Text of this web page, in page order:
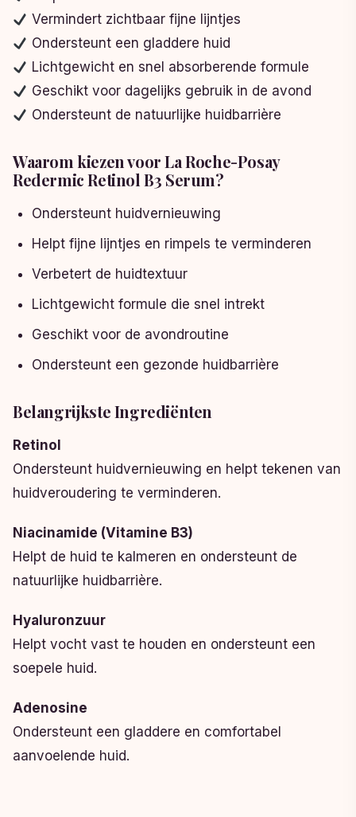
Vermindert zichtbaar fijne lijntjes
Ondersteunt een gladdere huid
Lichtgewicht en snel absorberende formule
Geschikt voor dagelijks gebruik in de avond
Ondersteunt de natuurlijke huidbarrière
Waarom kiezen voor La Roche-Posay
Redermic Retinol B3 Serum?
Ondersteunt huidvernieuwing
Helpt fijne lijntjes en rimpels te verminderen
Verbetert de huidtextuur
Lichtgewicht formule die snel intrekt
Geschikt voor de avondroutine
Ondersteunt een gezonde huidbarrière
Belangrijkste Ingrediënten
Retinol
Ondersteunt huidvernieuwing en helpt tekenen van
huidveroudering te verminderen.
Niacinamide (Vitamine B3)
Helpt de huid te kalmeren en ondersteunt de
natuurlijke huidbarrière.
Hyaluronzuur
Helpt vocht vast te houden en ondersteunt een
soepele huid.
Adenosine
Ondersteunt een gladdere en comfortabel
aanvoelende huid.